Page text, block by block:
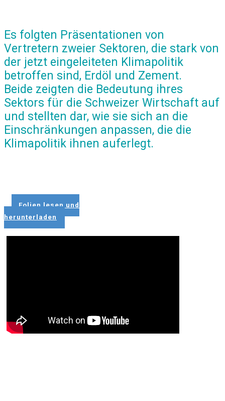
Es folgten Präsentationen von
Vertretern zweier Sektoren, die stark von
der jetzt eingeleiteten Klimapolitik
betroffen sind, Erdöl und Zement.
Beide zeigten die Bedeutung ihres
Sektors für die Schweizer Wirtschaft auf
und stellten dar, ​wie sie sich an die
Einschränkungen anpassen, die die
Klimapolitik ihnen auferlegt.
Folien lesen und
herunterladen